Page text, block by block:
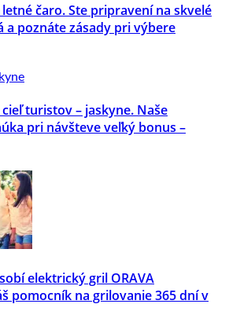
čaro. Ste pripravení na skvelé
poznáte zásady pri výbere
turistov – jaskyne. Naše
pri návšteve veľký bonus –
elektrický gril ORAVA
pomocník na grilovanie 365 dní v